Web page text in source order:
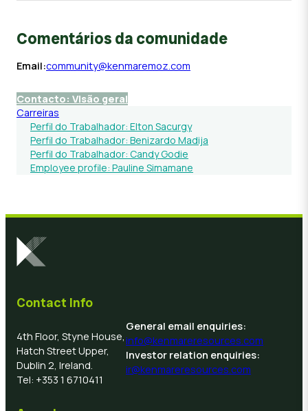
Comentários da comunidade
Email:community@kenmaremoz.com
Contacto: Visão geral
Carreiras
Perfil do Trabalhador: Elton Sacurgy
Perfil do Trabalhador: Benizardo Madija
Perfil do Trabalhador: Candy Godie
Employee profile: Pauline Simamane
Contact Info
4th Floor, Styne House,
Hatch Street Upper,
Dublin 2, Ireland.
Tel: +353 1 6710411
General email enquiries:
info@kenmareresources.com
Investor relation enquiries:
ir@kenmareresources.com